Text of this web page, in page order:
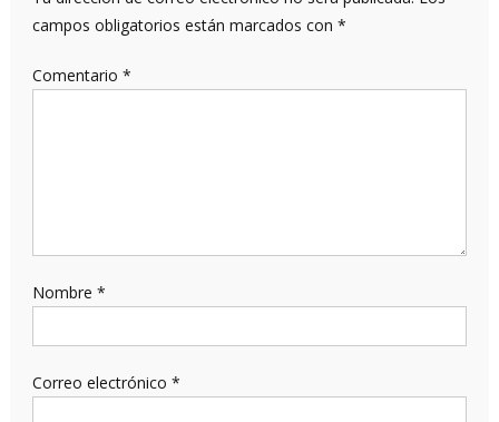
campos obligatorios están marcados con *
Comentario *
Nombre *
Correo electrónico *